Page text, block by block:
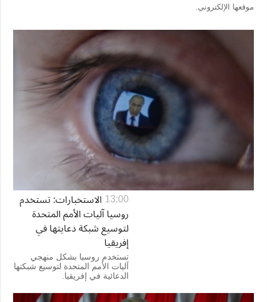
الصور
الفيديوهات
موقعها الإلكتروني.
13:00 الاستخبارات: تستخدم
روسيا آليات الأمم المتحدة
لتوسيع شبكة دعايتها في
إفريقيا
تستخدم روسيا بشكل منهجي
آليات الأمم المتحدة لتوسيع شبكتها
الدعائية في إفريقيا.